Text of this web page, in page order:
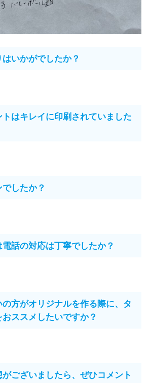
いかがでしたか？
はキレイに印刷されていました
したか？
話の対応は丁寧でしたか？
の方がオリジナルを作る際に、タ
ススメしたいですか？
ございましたら、ぜひコメント